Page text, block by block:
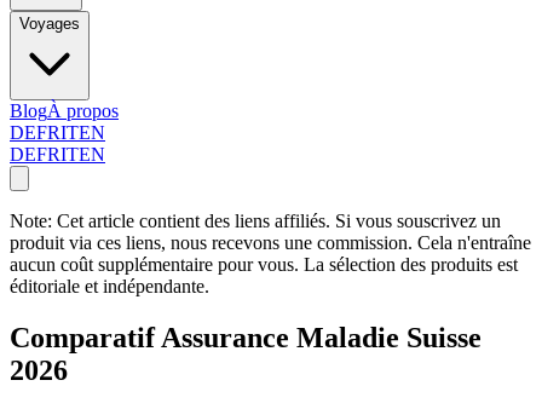
Voyages
BlogÀ propos
DEFRITEN
DEFRITEN
Note: Cet article contient des liens affiliés. Si vous souscrivez un
produit via ces liens, nous recevons une commission. Cela n'entraîne
aucun coût supplémentaire pour vous. La sélection des produits est
éditoriale et indépendante.
Comparatif Assurance Maladie Suisse
2026